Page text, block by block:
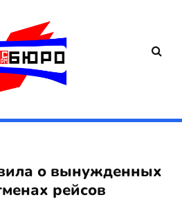
о вынужденных
рейсов